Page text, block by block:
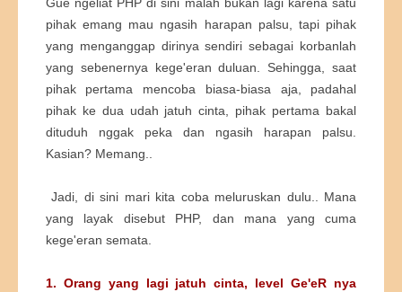
Gue ngeliat PHP di sini malah bukan lagi karena satu
pihak emang mau ngasih harapan palsu, tapi pihak
yang menganggap dirinya sendiri sebagai korbanlah
yang sebenernya kege'eran duluan. Sehingga, saat
pihak pertama mencoba biasa-biasa aja, padahal
pihak ke dua udah jatuh cinta, pihak pertama bakal
dituduh nggak peka dan ngasih harapan palsu.
Kasian? Memang..
Jadi, di sini mari kita coba meluruskan dulu.. Mana
yang layak disebut PHP, dan mana yang cuma
kege'eran semata.
1. Orang yang lagi jatuh cinta, level Ge'eR nya